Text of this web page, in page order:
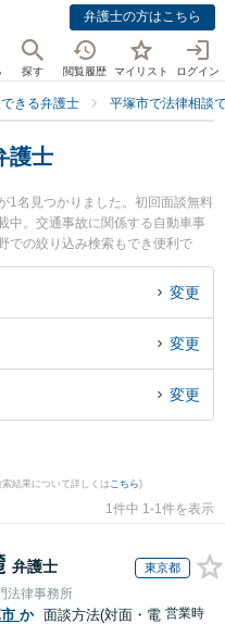
弁護士の方はこちら
探す 閲覧履歴 マイリスト ログイン
きる弁護士 平塚市で法律相談
護士
1名見つかりました。初回面談無料
中。交通事故に関係する自動車事
での絞り込み検索もでき便利で
士のプロフィール情報や弁護士費
で土日や夜間に発生した物損事故
でお困りの相談者さんにおすすめ
変更
変更
変更
索結果について詳しくは こちら)
1件中 1-1件を表示
弁護士 東京都
法律事務所
か 面談方法(対面・電 営業時